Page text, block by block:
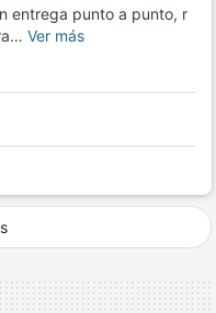
entrega punto a punto, r
Ver más